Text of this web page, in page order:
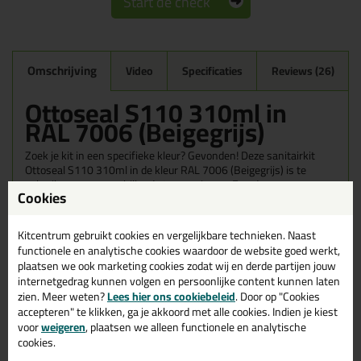
Omschrijving Video Specificaties Reviews (26)
Ottoseal S110 310ml in
RAL 7006 (Beigegrijs)
Zoek je kit in een specifieke kleur? Gevonden! Deze sanitairkit
Ottoseal S110 310ml in de kleur RAL 7006 (Beigegrijs) is te
gebruiken voor verschillende toepassingen. Een duurzame en
veelzijdige kit welke makkelijk te verwerken is. Perfect als je een
Bestel de Ottoseal S110 310ml in kleur RAL 7006 (Beigegrijs)
vandaag nog! Op voorraad en op werkdagen besteld = morgen in
huis.
Wil je meer weten over de toepassing en kenmerken van dit
product?Lees alles over dit product >
Tips & tricks voor Ottoseal S110
Cookies
Kitcentrum gebruikt cookies en vergelijkbare technieken. Naast
functionele en analytische cookies waardoor de website goed werkt,
plaatsen we ook marketing cookies zodat wij en derde partijen jouw
internetgedrag kunnen volgen en persoonlijke content kunnen laten
zien. Meer weten?Lees hier ons cookiebeleid. Door op "Cookies
accepteren" te klikken, ga je akkoord met alle cookies. Indien je kiest
voorweigeren, plaatsen we alleen functionele en analytische
cookies.